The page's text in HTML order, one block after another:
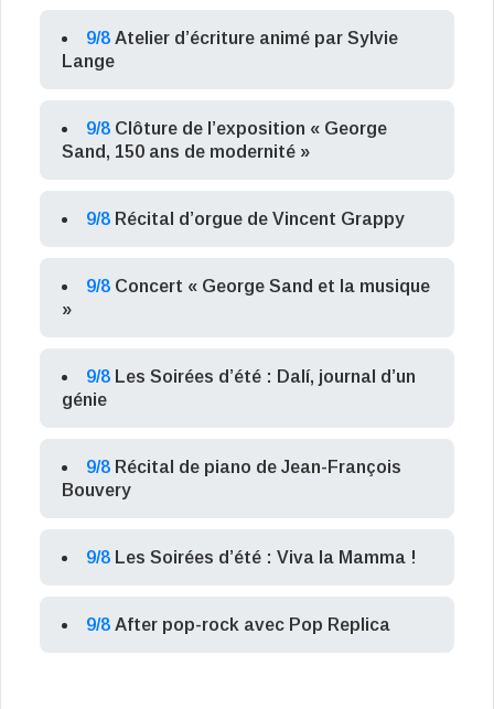
9/8 Atelier d’écriture animé par Sylvie
Lange
9/8 Clôture de l’exposition « George
Sand, 150 ans de modernité »
9/8 Récital d’orgue de Vincent Grappy
9/8 Concert « George Sand et la musique
»
9/8 Les Soirées d’été : Dalí, journal d’un
génie
9/8 Récital de piano de Jean-François
Bouvery
9/8 Les Soirées d’été : Viva la Mamma !
9/8 After pop-rock avec Pop Replica